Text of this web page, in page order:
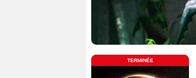
TERMINÉE